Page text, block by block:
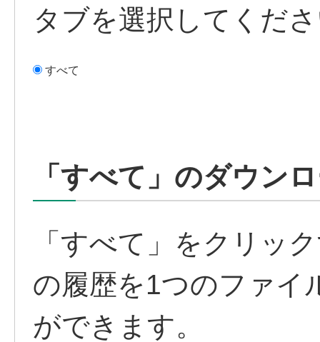
タブを選択してくだ
すべて
「すべて」のダウン
「すべて」をクリッ
の履歴を1つのファイ
ができます。